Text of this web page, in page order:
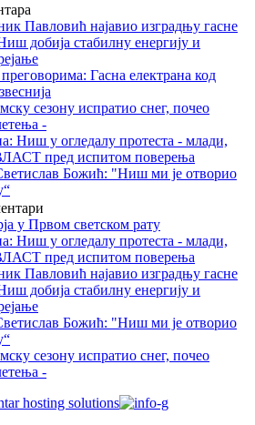
Павловић најавио изградњу гасне
добија стабилну енергију и
Гасна електрана код
сезону испратио снег, почео
-
Ниш у огледалу протеста - млади,
пред испитом поверења
Божић: "Ниш ми је отворио
у Првом светском рату
Ниш у огледалу протеста - млади,
пред испитом поверења
Павловић најавио изградњу гасне
добија стабилну енергију и
Божић: "Ниш ми је отворио
сезону испратио снег, почео
-